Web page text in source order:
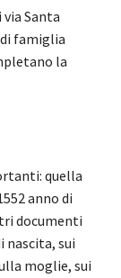
Santa
famiglia
la
quella
anno di
documenti
nascita, sui
moglie, sui